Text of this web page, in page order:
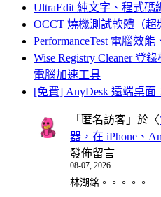
UltraEdit 純文字、程式碼
OCCT 燒機測試軟體（超
PerformanceTest 電腦效
Wise Registry Cleaner 登
電腦加速工具
[免費] AnyDesk 遠端桌面
「 匿名訪客 」於〈
器，在 iPhone、
發佈留言
08-07, 2026
林湖銘。。。。。